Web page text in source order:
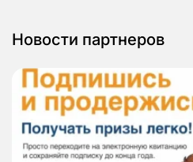
Новости партнеров